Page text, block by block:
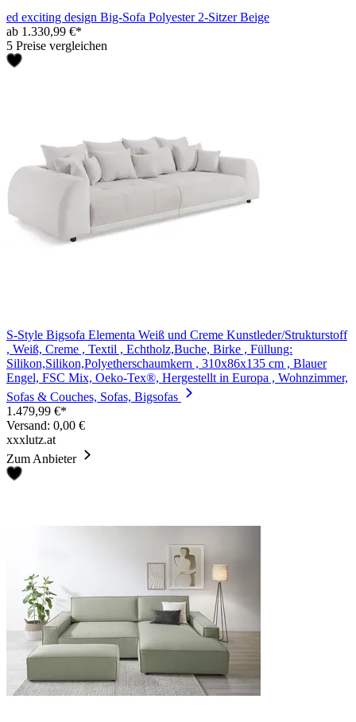
ed exciting design Big-Sofa Polyester 2-Sitzer Beige
ab 1.330,99 €*
5 Preise vergleichen
S-Style Bigsofa Elementa Weiß und Creme Kunstleder/Strukturstoff
, Weiß, Creme , Textil , Echtholz,Buche, Birke , Füllung:
Silikon,Silikon,Polyetherschaumkern , 310x86x135 cm , Blauer
Engel, FSC Mix, Oeko-Tex®, Hergestellt in Europa , Wohnzimmer,
Sofas & Couches, Sofas, Bigsofas
1.479,99 €*
Versand: 0,00 €
xxxlutz.at
Zum Anbieter